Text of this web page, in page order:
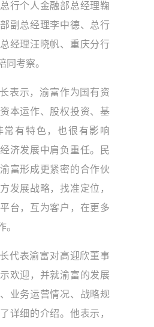
行个人金融部总经理鞠
副总经理李中德、总行
经理汪晓帆、重庆分行
同考察。
表示，渝富作为国有资
本运作、股权投资、基
常有特色，也很有影响
济发展中肩负重任。民
富形成更紧密的合作伙
发展战略，找准定位，
台，互为客户，在更多
。
代表渝富对高迎欣董事
欢迎，并就渝富的发展
业务运营情况、战略规
详细的介绍。他表示，